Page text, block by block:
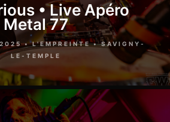
• Live Apéro
Metal 77
• L'EMPREINTE • SAVIGNY-
LE-TEMPLE